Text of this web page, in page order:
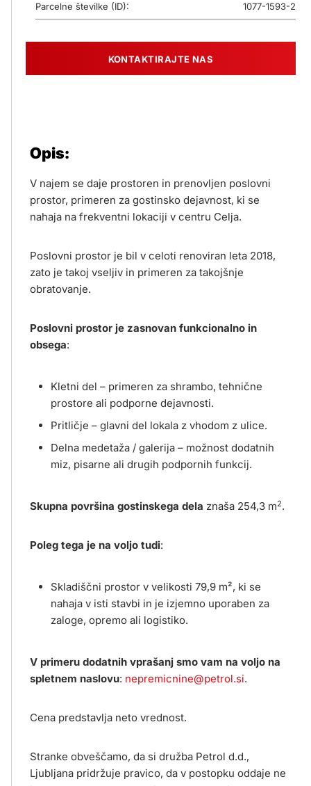
Parcelne številke (ID): 1077-1593-2
KONTAKTIRAJTE NAS
Opis:
V najem se daje prostoren in prenovljen poslovni
prostor, primeren za gostinsko dejavnost, ki se
nahaja na frekventni lokaciji v centru Celja.
Poslovni prostor je bil v celoti renoviran leta 2018,
zato je takoj vseljiv in primeren za takojšnje
obratovanje.
Poslovni prostor je zasnovan funkcionalno in
obsega:
Kletni del – primeren za shrambo, tehnične
prostore ali podporne dejavnosti.
Pritličje – glavni del lokala z vhodom z ulice.
Delna medetaža / galerija – možnost dodatnih
miz, pisarne ali drugih podpornih funkcij.
Skupna površina gostinskega dela znaša 254,3 m2.
Poleg tega je na voljo tudi:
Skladiščni prostor v velikosti 79,9 m², ki se
nahaja v isti stavbi in je izjemno uporaben za
zaloge, opremo ali logistiko.
V primeru dodatnih vprašanj smo vam na voljo na
spletnem naslovu: nepremicnine@petrol.si.
Cena predstavlja neto vrednost.
Stranke obveščamo, da si družba Petrol d.d.,
Ljubljana pridržuje pravico, da v postopku oddaje ne